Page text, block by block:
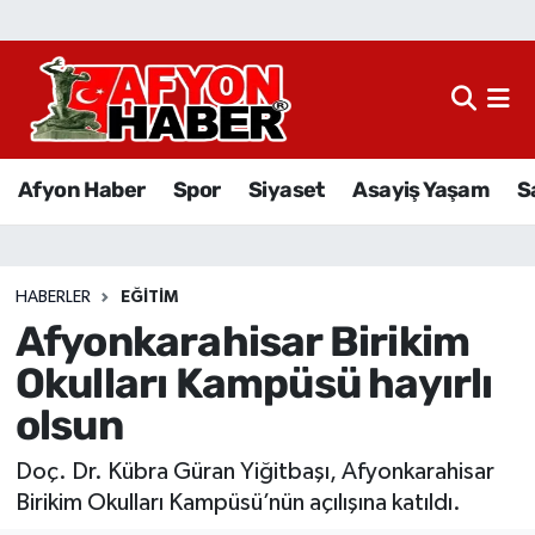
Afyon Haber Spor Siyaset Asayiş Yaşam
HABERLER EĞITIM
Afyonkarahisar Birikim
Okulları Kampüsü hayırlı
olsun
Doç. Dr. Kübra Güran Yiğitbaşı, Afyonkarahisar
Birikim Okulları Kampüsü’nün açılışına katıldı.
Afyon Haber
Sağlık
Eğitim
Ekonomi